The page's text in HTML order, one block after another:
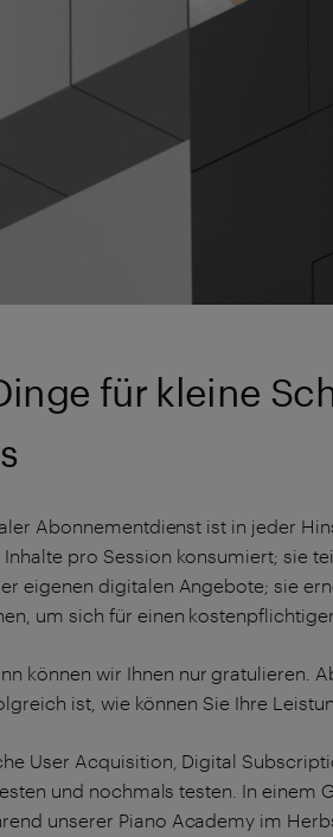
für kleine
Abonnementdienst ist in jeder
pro Session konsumiert; sie
eigenen digitalen Angebote; sie
um sich für einen
können wir Ihnen nur gratulieren.
ist, wie können Sie Ihre
User Acquisition, Digital
und nochmals testen. In einem
unserer Piano Academy im